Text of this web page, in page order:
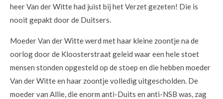
heer Van der Witte had juist bij het Verzet gezeten! Die is
nooit gepakt door de Duitsers.
Moeder Van der Witte werd met haar kleine zoontje na de
oorlog door de Kloosterstraat geleid waar een hele stoet
mensen stonden opgesteld op de stoep en die hebben moeder
Van der Witte en haar zoontje volledig uitgescholden. De
moeder van Allie, die enorm anti-Duits en anti-NSB was, zag